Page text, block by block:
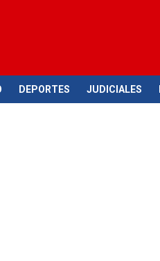
DEPORTES JUDICIALES